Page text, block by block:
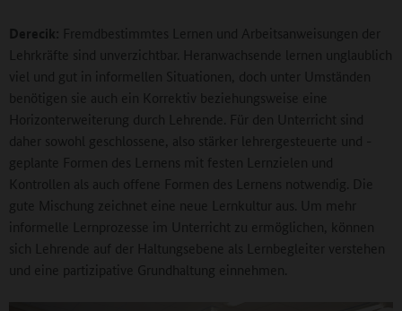
Derecik: Fremdbestimmtes Lernen und Arbeitsanweisungen der
Lehrkräfte sind unverzichtbar. Heranwachsende lernen unglaublich
viel und gut in informellen Situationen, doch unter Umständen
benötigen sie auch ein Korrektiv beziehungsweise eine
Horizonterweiterung durch Lehrende. Für den Unterricht sind
daher sowohl geschlossene, also stärker lehrergesteuerte und -
geplante Formen des Lernens mit festen Lernzielen und
Kontrollen als auch offene Formen des Lernens notwendig. Die
gute Mischung zeichnet eine neue Lernkultur aus. Um mehr
informelle Lernprozesse im Unterricht zu ermöglichen, können
sich Lehrende auf der Haltungsebene als Lernbegleiter verstehen
und eine partizipative Grundhaltung einnehmen.